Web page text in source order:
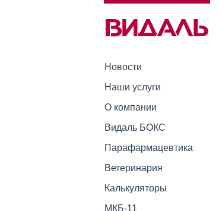
Новости
Наши услуги
О компании
Видаль БОКС
Парафармацевтика
Ветеринария
Калькуляторы
МКБ-11